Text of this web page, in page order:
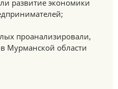
развитие экономики
проанализировали,
Мурманской области